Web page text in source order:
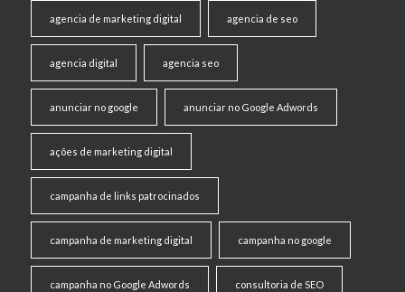
agencia de marketing digital agencia de seo
agencia digital agencia seo
anunciar no google anunciar no Google Adwords
ações de marketing digital
campanha de links patrocinados
campanha de marketing digital campanha no google
campanha no Google Adwords consultoria de SEO